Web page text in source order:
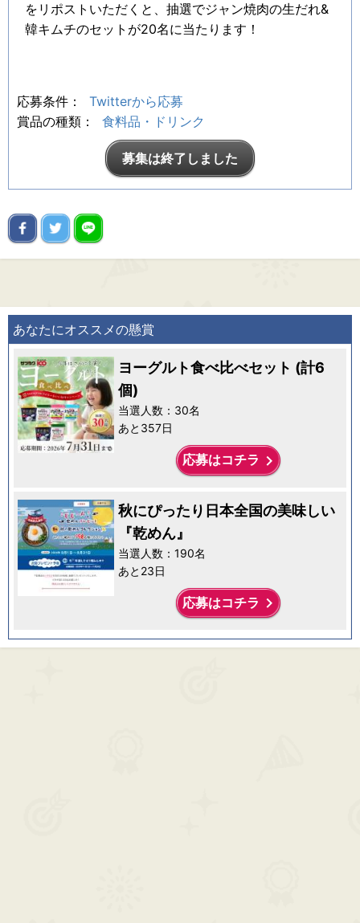
をリポストいただくと、抽選でジャン焼肉の生だれ&
韓キムチのセットが20名に当たります！
応募条件：
Twitterから応募
賞品の種類：
食料品・ドリンク
募集は終了しました
あなたにオススメの懸賞
ヨーグルト食べ比べセット (計6
個)
当選人数：30名
あと357日
応募はコチラ keyboard_arrow_right
秋にぴったり日本全国の美味しい
『乾めん』
当選人数：190名
あと23日
応募はコチラ keyboard_arrow_right